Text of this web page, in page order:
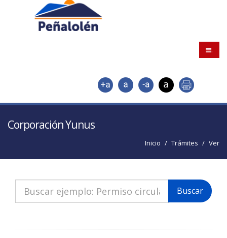
.
Corporación Yunus
Inicio Trámites Ver
Buscar